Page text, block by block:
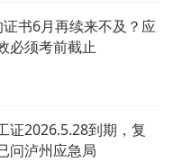
书6月再续来不及？应
必须考前截止
证2026.5.28到期，复
问泸州应急局